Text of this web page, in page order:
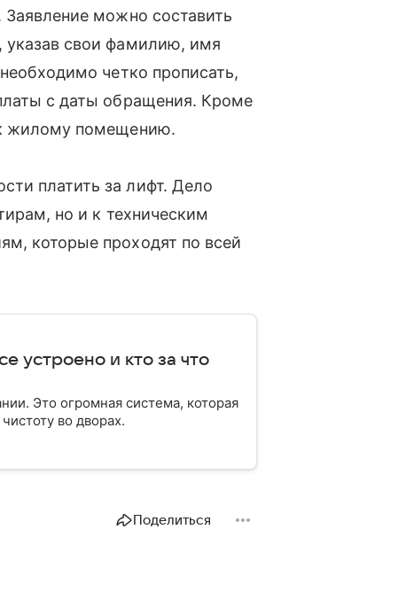
Заявление можно составить
указав свои фамилию, имя
четко прописать,
с даты обращения. Кроме
к жилому помещению.
платить за лифт. Дело
но и к техническим
которые проходят по всей
устроено и кто за что
Это огромная система, которая
во дворах.
Поделиться